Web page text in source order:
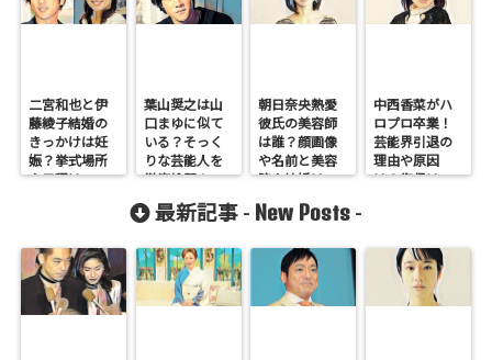
二宮和也と伊
藤綾子結婚の
きっかけは妊
娠？挙式場所
や日程はいつ
葉山奨之は山
口まゆに似て
いる？そっく
りな芸能人を
徹底検証！
朝日奈央熱愛
彼氏の美容師
は誰？顔画像
や名前と美容
院や結婚はい
中西香菜がハ
ロプロ卒業！
芸能界引退の
理由や原因
は？復帰はい
最新記事 - New Posts -